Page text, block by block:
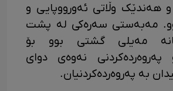
هەندێک وڵاتی ئەورووپایی و
مەبەستی سەرەکی لە پشت
مەیلی گشتی بوو بۆ
پەروەردەکردنی نەوەی دوای
بە پەروەردەکردنیان.